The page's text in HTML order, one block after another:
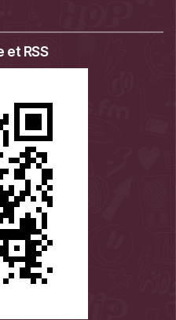
et RSS